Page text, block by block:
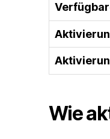
Wie